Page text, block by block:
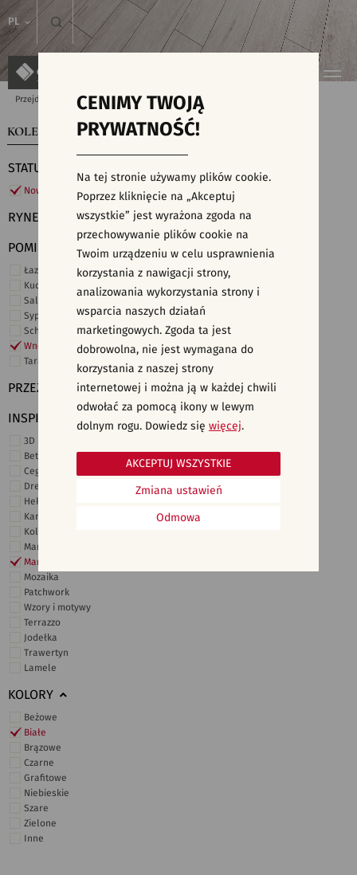
PL
Przejdź do strony głównej Kolekcje
KOLEKCJE WYSZUKIWARKA PŁYTEK
STATUS
Nowości
RYNEK
POMIESZCZENIE
Łazienka
Kuchnia
Salon i hol
Sypialnia
Schody
Wnętrza komercyjne
Taras i ogród
PRZEZNACZENIE
INSPIRACJE
3D i struktury
Beton
Cegiełki
Drewno
Heksagonalne
Kamień
Kolor
Marmur
Marokańskie
Mozaika
Patchwork
Wzory i motywy
Terrazzo
Jodełka
Trawertyn
Lamele
KOLORY
Beżowe
Białe
Brązowe
Czarne
Grafitowe
Niebieskie
Szare
Zielone
Inne
CENIMY TWOJĄ
PRYWATNOŚĆ!
Na tej stronie używamy plików cookie.
Poprzez kliknięcie na „Akceptuj
wszystkie” jest wyrażona zgoda na
przechowywanie plików cookie na
Twoim urządzeniu w celu usprawnienia
korzystania z nawigacji strony,
analizowania wykorzystania strony i
wsparcia naszych działań
marketingowych. Zgoda ta jest
dobrowolna, nie jest wymagana do
korzystania z naszej strony
internetowej i można ją w każdej chwili
odwołać za pomocą ikony w lewym
dolnym rogu. Dowiedz się więcej.
Odmowa
Zmiana ustawień
AKCEPTUJ WSZYSTKIE